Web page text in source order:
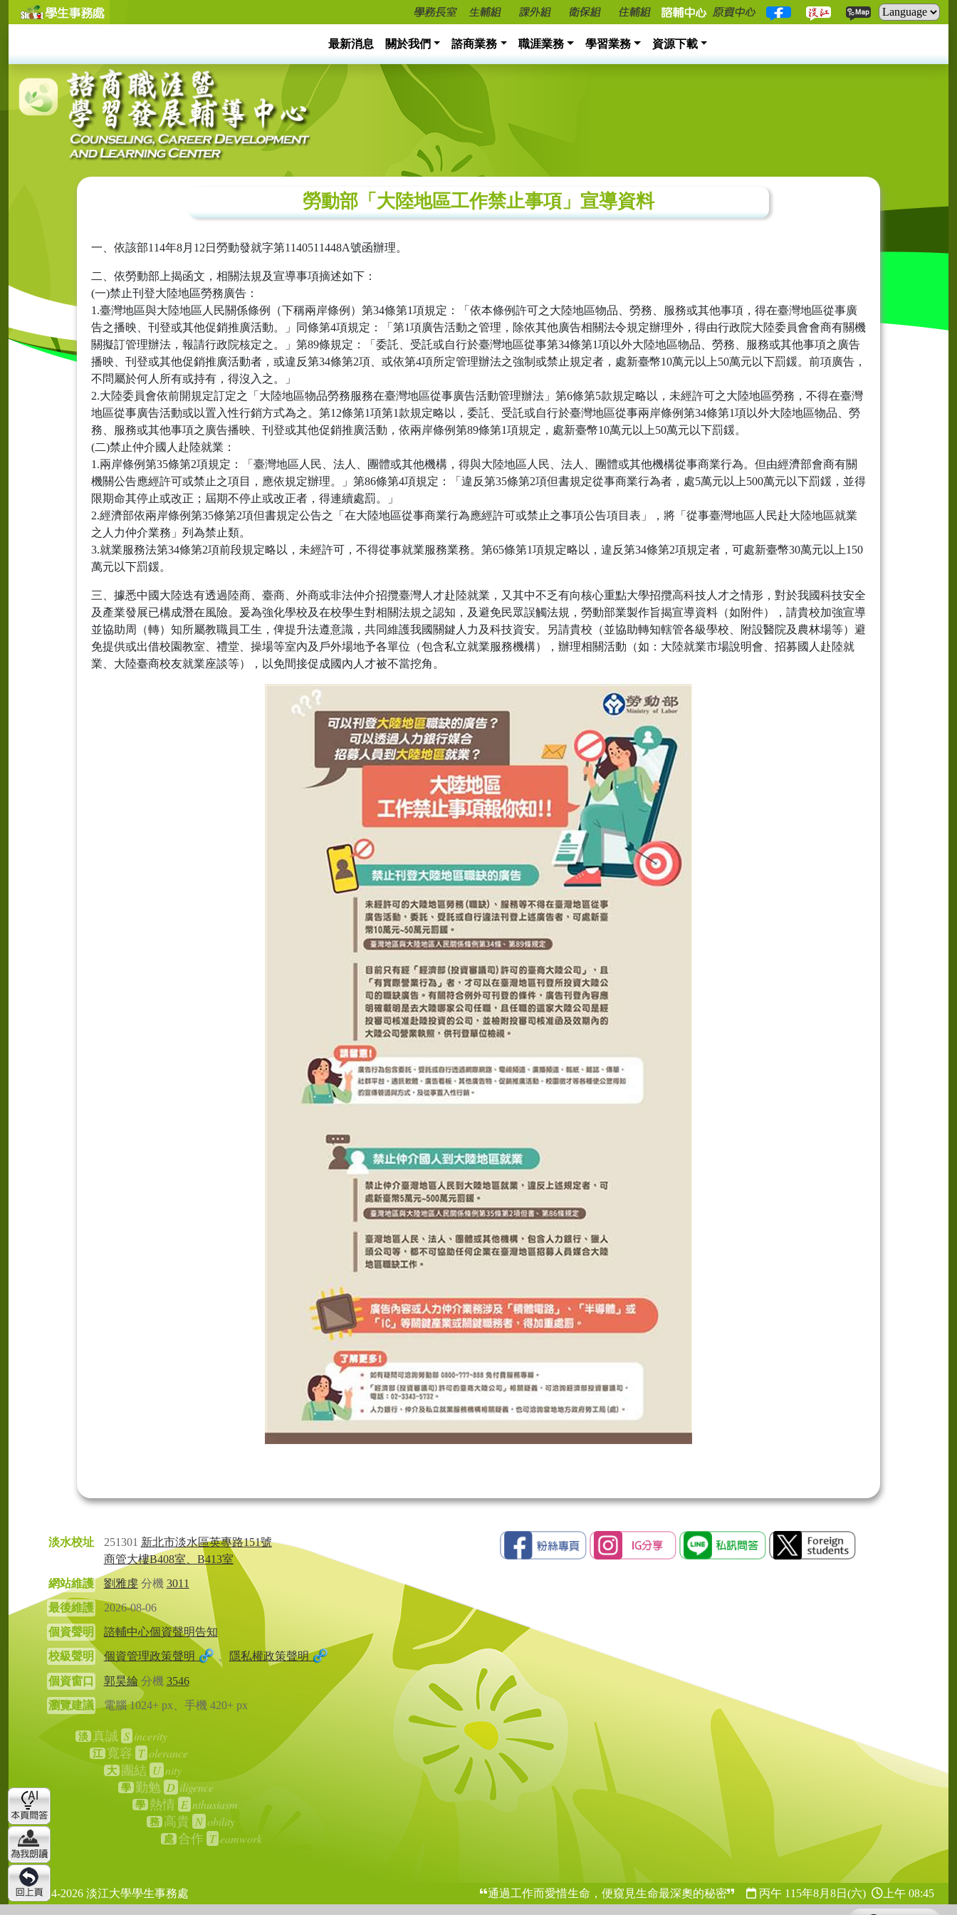
最新消息 關於我們 諮商業務 職涯業務 學習業務 資源下載
勞動部「大陸地區工作禁止事項」宣導資料
一、依該部114年8月12日勞動發就字第1140511448A號函辦理。
二、依勞動部上揭函文，相關法規及宣導事項摘述如下：
(一)禁止刊登大陸地區勞務廣告：
1.臺灣地區與大陸地區人民關係條例（下稱兩岸條例）第34條第1項規定：「依本條例許可之大陸地區物品、勞務、服務或其他事項，得在臺灣地區從事廣
告之播映、刊登或其他促銷推廣活動。」同條第4項規定：「第1項廣告活動之管理，除依其他廣告相關法令規定辦理外，得由行政院大陸委員會會商有關機
關擬訂管理辦法，報請行政院核定之。」第89條規定：「委託、受託或自行於臺灣地區從事第34條第1項以外大陸地區物品、勞務、服務或其他事項之廣告
播映、刊登或其他促銷推廣活動者，或違反第34條第2項、或依第4項所定管理辦法之強制或禁止規定者，處新臺幣10萬元以上50萬元以下罰鍰。前項廣告，
不問屬於何人所有或持有，得沒入之。」
2.大陸委員會依前開規定訂定之「大陸地區物品勞務服務在臺灣地區從事廣告活動管理辦法」第6條第5款規定略以，未經許可之大陸地區勞務，不得在臺灣
地區從事廣告活動或以置入性行銷方式為之。第12條第1項第1款規定略以，委託、受託或自行於臺灣地區從事兩岸條例第34條第1項以外大陸地區物品、勞
務、服務或其他事項之廣告播映、刊登或其他促銷推廣活動，依兩岸條例第89條第1項規定，處新臺幣10萬元以上50萬元以下罰鍰。
(二)禁止仲介國人赴陸就業：
1.兩岸條例第35條第2項規定：「臺灣地區人民、法人、團體或其他機構，得與大陸地區人民、法人、團體或其他機構從事商業行為。但由經濟部會商有關
機關公告應經許可或禁止之項目，應依規定辦理。」第86條第4項規定：「違反第35條第2項但書規定從事商業行為者，處5萬元以上500萬元以下罰鍰，並得
限期命其停止或改正；屆期不停止或改正者，得連續處罰。」
2.經濟部依兩岸條例第35條第2項但書規定公告之「在大陸地區從事商業行為應經許可或禁止之事項公告項目表」，將「從事臺灣地區人民赴大陸地區就業
之人力仲介業務」列為禁止類。
3.就業服務法第34條第2項前段規定略以，未經許可，不得從事就業服務業務。第65條第1項規定略以，違反第34條第2項規定者，可處新臺幣30萬元以上150
萬元以下罰鍰。
三、據悉中國大陸迭有透過陸商、臺商、外商或非法仲介招攬臺灣人才赴陸就業，又其中不乏有向核心重點大學招攬高科技人才之情形，對於我國科技安全
及產業發展已構成潛在風險。爰為強化學校及在校學生對相關法規之認知，及避免民眾誤觸法規，勞動部業製作旨揭宣導資料（如附件），請貴校加強宣導
並協助周（轉）知所屬教職員工生，俾提升法遵意識，共同維護我國關鍵人力及科技資安。另請貴校（並協助轉知轄管各級學校、附設醫院及農林場等）避
免提供或出借校園教室、禮堂、操場等室內及戶外場地予各單位（包含私立就業服務機構），辦理相關活動（如：大陸就業市場說明會、招募國人赴陸就
業、大陸臺商校友就業座談等），以免間接促成國內人才被不當挖角。
淡水校址 251301 新北市淡水區英專路151號
商管大樓B408室、B413室
網站維護
劉雅虔分機 3011
最後維護
2026-08-06
個資聲明
諮輔中心個資聲明告知
校級聲明
個資管理政策聲明 、 隱私權政策聲明
個資窗口 郭昊綸 分機 3546
瀏覽建議
電腦 1024+ px、手機 420+ px
淡 真誠 S incerity
江 寬容 T olerance
大 團結 U nity
學 勤勉 D iligence
學 熱情 E nthusiasm
務 高貴 N obility
處 合作 T eamwork
2024-2026 淡江大學學生事務處 通過工作而愛惜生命，便窺見生命最深奧的秘密 丙午 115年8月8日(六) 上午 08:45